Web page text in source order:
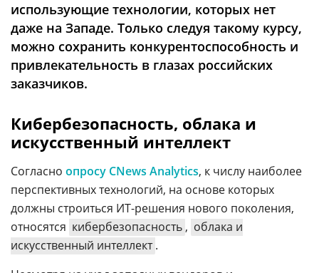
использующие технологии, которых нет
даже на Западе. Только следуя такому курсу,
можно сохранить конкурентоспособность и
привлекательность в глазах российских
заказчиков.
Кибербезопасность, облака и
искусственный интеллект
Согласно опросу CNews Analytics, к числу наиболее
перспективных технологий, на основе которых
должны строиться ИТ-решения нового поколения,
относятся кибербезопасность , облака и
искусственный интеллект .